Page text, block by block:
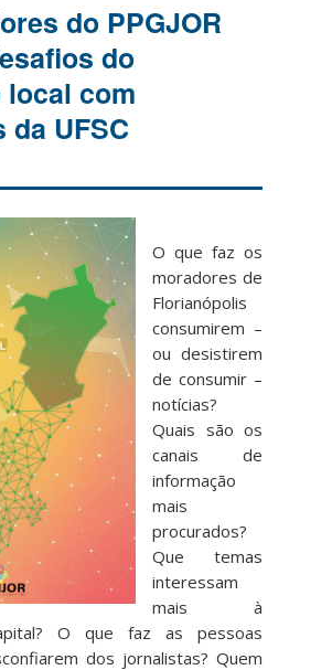
do PPGJOR
do
com
da UFSC
O que faz os
moradores de
Florianópolis
consumirem –
ou desistirem
de consumir –
notícias?
Quais são os
canais de
informação
mais
procurados?
Que temas
interessam
mais à
O que faz as pessoas
dos jornalistas? Quem